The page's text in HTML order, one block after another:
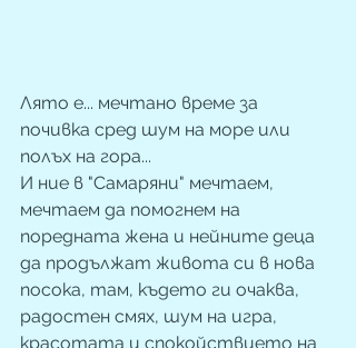
Лято е... мечтано време за
почивка сред шум на море или
полъх на гора...
И ние в "Самаряни" мечтаем,
мечтаем да помогнем на
поредната жена и нейните деца
да продължат живота си в нова
посока, там, където ги очаква,
радостен смях, шум на игра,
красотата и спокойствието на